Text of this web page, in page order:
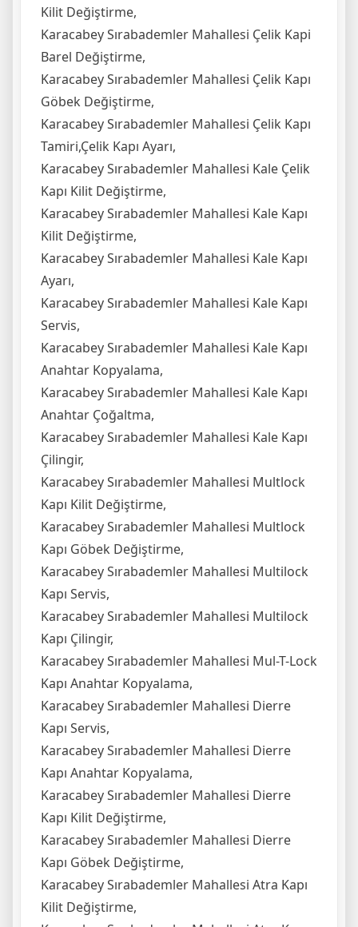
Kilit Değiştirme,
Karacabey Sırabademler Mahallesi Çelik Kapi
Barel Değiştirme,
Karacabey Sırabademler Mahallesi Çelik Kapı
Göbek Değiştirme,
Karacabey Sırabademler Mahallesi Çelik Kapı
Tamiri,Çelik Kapı Ayarı,
Karacabey Sırabademler Mahallesi Kale Çelik
Kapı Kilit Değiştirme,
Karacabey Sırabademler Mahallesi Kale Kapı
Kilit Değiştirme,
Karacabey Sırabademler Mahallesi Kale Kapı
Ayarı,
Karacabey Sırabademler Mahallesi Kale Kapı
Servis,
Karacabey Sırabademler Mahallesi Kale Kapı
Anahtar Kopyalama,
Karacabey Sırabademler Mahallesi Kale Kapı
Anahtar Çoğaltma,
Karacabey Sırabademler Mahallesi Kale Kapı
Çilingir,
Karacabey Sırabademler Mahallesi Multlock
Kapı Kilit Değiştirme,
Karacabey Sırabademler Mahallesi Multlock
Kapı Göbek Değiştirme,
Karacabey Sırabademler Mahallesi Multilock
Kapı Servis,
Karacabey Sırabademler Mahallesi Multilock
Kapı Çilingir,
Karacabey Sırabademler Mahallesi Mul-T-Lock
Kapı Anahtar Kopyalama,
Karacabey Sırabademler Mahallesi Dierre
Kapı Servis,
Karacabey Sırabademler Mahallesi Dierre
Kapı Anahtar Kopyalama,
Karacabey Sırabademler Mahallesi Dierre
Kapı Kilit Değiştirme,
Karacabey Sırabademler Mahallesi Dierre
Kapı Göbek Değiştirme,
Karacabey Sırabademler Mahallesi Atra Kapı
Kilit Değiştirme,